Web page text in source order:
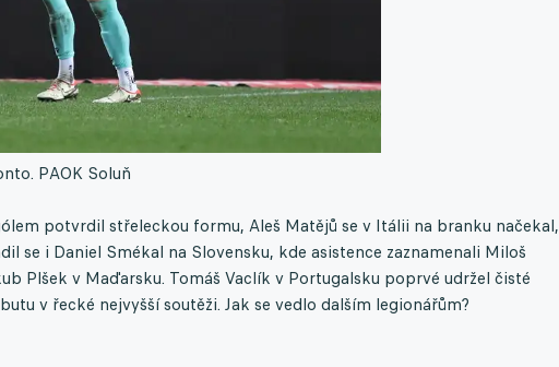
PAOK Soluň
potvrdil střeleckou formu, Aleš Matějů se v Itálii na branku načekal,
se i Daniel Smékal na Slovensku, kde asistence zaznamenali Miloš
Plšek v Maďarsku. Tomáš Vaclík v Portugalsku poprvé udržel čisté
v řecké nejvyšší soutěži. Jak se vedlo dalším legionářům?